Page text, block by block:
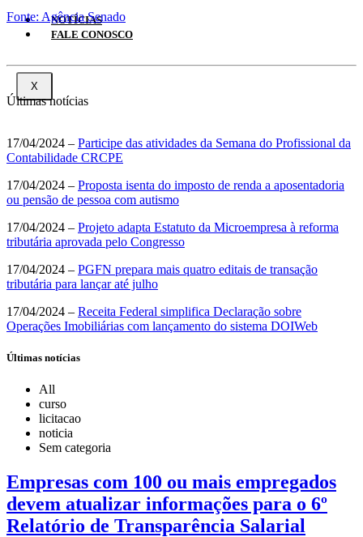
NOTÍCIAS
FALE CONOSCO
X
Fonte: Agência Senado
Últimas notícias
17/04/2024 – Participe das atividades da Semana do Profissional da
Contabilidade CRCPE
17/04/2024 – Proposta isenta do imposto de renda a aposentadoria
ou pensão de pessoa com autismo
17/04/2024 – Projeto adapta Estatuto da Microempresa à reforma
tributária aprovada pelo Congresso
17/04/2024 – PGFN prepara mais quatro editais de transação
tributária para lançar até julho
17/04/2024 – Receita Federal simplifica Declaração sobre
Operações Imobiliárias com lançamento do sistema DOIWeb
Últimas notícias
All
curso
licitacao
noticia
Sem categoria
Empresas com 100 ou mais empregados
devem atualizar informações para o 6º
Relatório de Transparência Salarial